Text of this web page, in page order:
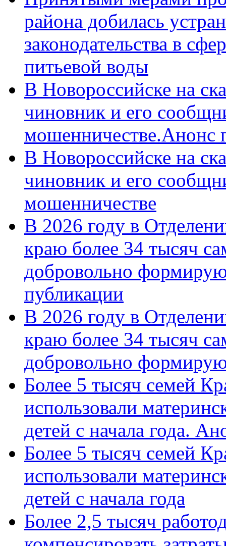
района добилась
законодательства в
питьевой воды
В Новороссийске на
чиновник и его
мошенничестве.Анонс
В Новороссийске на
чиновник и его
мошенничестве
В 2026 году в
краю более 34 тысяч
добровольно
публикации
В 2026 году в
краю более 34 тысяч
добровольно
Более 5 тысяч семей
использовали
детей с начала года.
Более 5 тысяч семей
использовали
детей с начала года
Более 2,5 тысяч